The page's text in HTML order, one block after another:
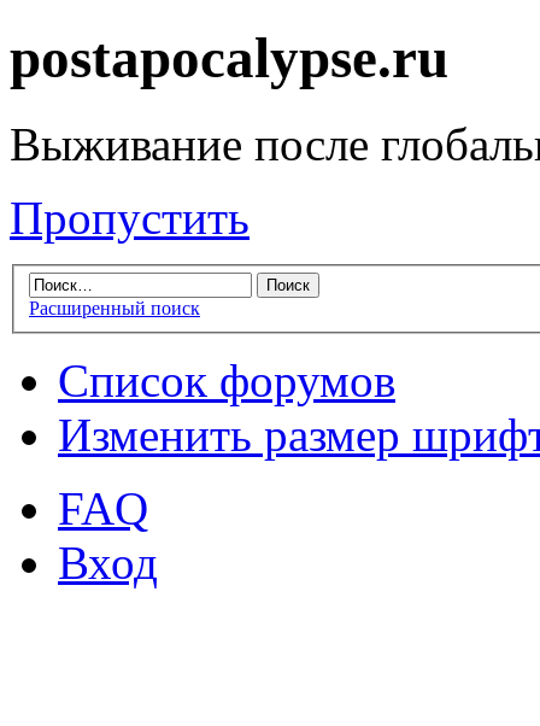
postapocalypse.ru
Выживание после
Пропустить
Расширенный поиск
Список форумов
Изменить размер
FAQ
Вход